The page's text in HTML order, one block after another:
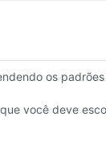
os
você deve